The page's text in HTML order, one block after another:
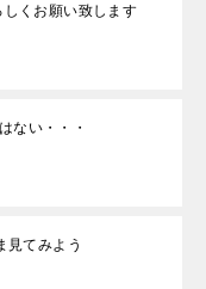
しくお願い致します
ない・・・
見てみよう